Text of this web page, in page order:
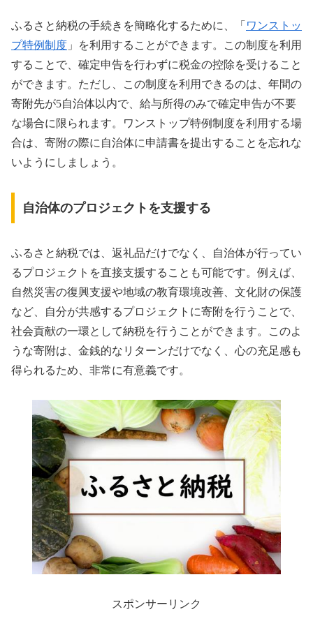
ふるさと納税の手続きを簡略化するために、「 ワンストッ
プ特例制度 」を利用することができます。この制度を利用
することで、確定申告を行わずに税金の控除を受けること
ができます。ただし、この制度を利用できるのは、年間の
寄附先が5自治体以内で、給与所得のみで確定申告が不要
な場合に限られます。ワンストップ特例制度を利用する場
合は、寄附の際に自治体に申請書を提出することを忘れな
いようにしましょう。
自治体のプロジェクトを支援する
ふるさと納税では、返礼品だけでなく、自治体が行ってい
るプロジェクトを直接支援することも可能です。例えば、
自然災害の復興支援や地域の教育環境改善、文化財の保護
など、自分が共感するプロジェクトに寄附を行うことで、
社会貢献の一環として納税を行うことができます。このよ
うな寄附は、金銭的なリターンだけでなく、心の充足感も
得られるため、非常に有意義です。
スポンサーリンク